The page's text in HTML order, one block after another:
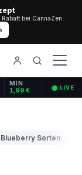
bei CannaZen
MIN
1,99 € ⬤ LIVE
Blueberry Sorten